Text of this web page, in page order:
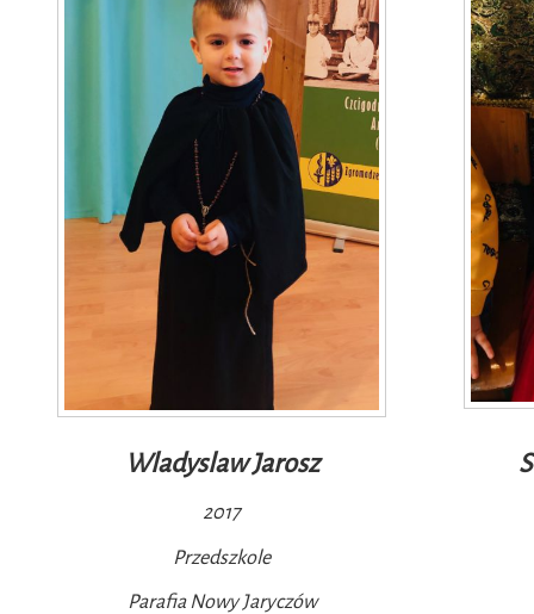
Wladyslaw Jarosz
2017
Przedszkole
Parafia Nowy Jaryczów